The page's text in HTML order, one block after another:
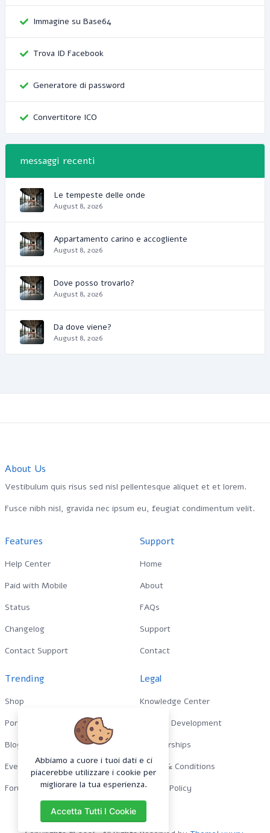
Immagine su Base64
Trova ID Facebook
Generatore di password
Convertitore ICO
messaggi recenti
Le tempeste delle onde
August 8, 2026
Appartamento carino e accogliente
August 8, 2026
Dove posso trovarlo?
August 8, 2026
Da dove viene?
August 8, 2026
About Us
Vestibulum quis risus sed nisl pellentesque aliquet et et lorem.
Fusce nibh nisl, gravida nec ipsum eu, feugiat condimentum velit.
Features
Help Center
Paid with Mobile
Status
Changelog
Contact Support
Support
Home
About
FAQs
Support
Contact
Trending
Shop
Portfolio
Blog
Events
Forums
Legal
Knowledge Center
Custom Development
Sponsorships
Terms & Conditions
Privacy Policy
Abbiamo a cuore i tuoi dati e ci
piacerebbe utilizzare i cookie per
migliorare la tua esperienza.
Accetta Tutti I Cookie